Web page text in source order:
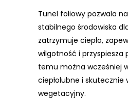
Tunel foliowy pozwala
stabilnego środowiska
zatrzymuje ciepło,
wilgotność i przyspiesza
temu można wcześniej
ciepłolubne i skutecznie
wegetacyjny.